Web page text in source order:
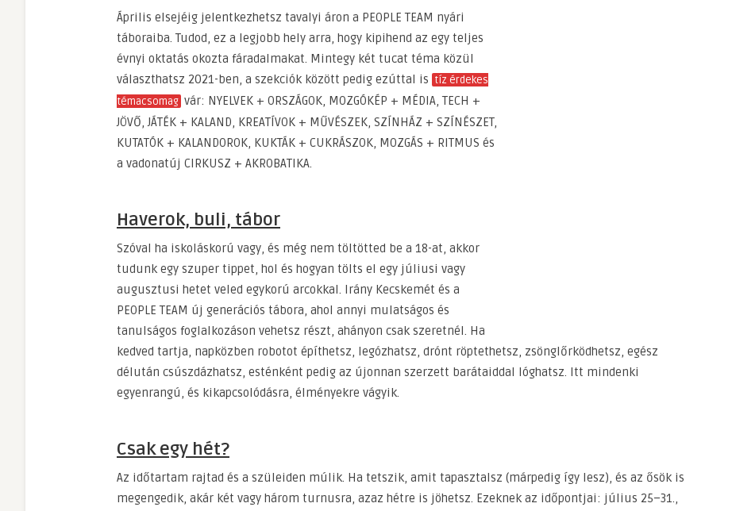
Április elsejéig jelentkezhetsz tavalyi áron a PEOPLE TEAM nyári
táboraiba. Tudod, ez a legjobb hely arra, hogy kipihend az egy teljes
évnyi oktatás okozta fáradalmakat. Mintegy két tucat téma közül
választhatsz 2021-ben, a szekciók között pedig ezúttal is tíz érdekes
témacsomag vár: NYELVEK + ORSZÁGOK, MOZGÓKÉP + MÉDIA, TECH +
JÖVŐ, JÁTÉK + KALAND, KREATÍVOK + MŰVÉSZEK, SZÍNHÁZ + SZÍNÉSZET,
KUTATÓK + KALANDOROK, KUKTÁK + CUKRÁSZOK, MOZGÁS + RITMUS és
a vadonatúj CIRKUSZ + AKROBATIKA.
Haverok, buli, tábor
Szóval ha iskoláskorú vagy, és még nem töltötted be a 18-at, akkor
tudunk egy szuper tippet, hol és hogyan tölts el egy júliusi vagy
augusztusi hetet veled egykorú arcokkal. Irány Kecskemét és a
PEOPLE TEAM új generációs tábora, ahol annyi mulatságos és
tanulságos foglalkozáson vehetsz részt, ahányon csak szeretnél. Ha
kedved tartja, napközben robotot építhetsz, legózhatsz, drónt röptethetsz, zsönglőrködhetsz, egész
délután csúszdázhatsz, esténként pedig az újonnan szerzett barátaiddal lóghatsz. Itt mindenki
egyenrangú, és kikapcsolódásra, élményekre vágyik.
Csak egy hét?
Az időtartam rajtad és a szüleiden múlik. Ha tetszik, amit tapasztalsz (márpedig így lesz), és az ősök is
megengedik, akár két vagy három turnusra, azaz hétre is jöhetsz. Ezeknek az időpontjai: július 25–31.,